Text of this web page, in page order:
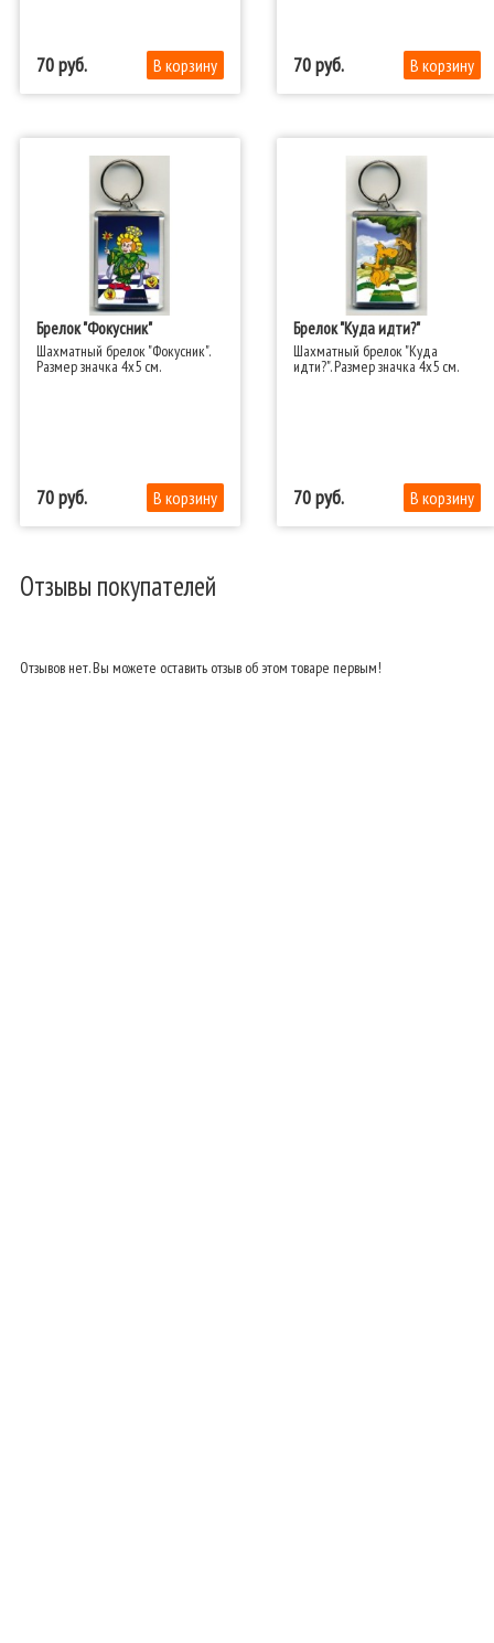
70 70
Брелок "Фокусник"
Шахматный брелок "Фокусник".
Размер значка 4x5 см.​
70
Брелок "Куда идти?"
Шахматный брелок "Куда
идти?". Размер значка 4x5 см.​
70
Отзывы покупателей
Отзывов нет. Вы можете оставить отзыв об этом товаре первым!